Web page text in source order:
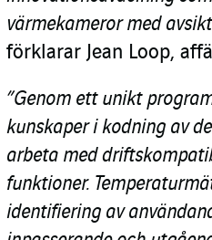
värmekameror med
förklarar Jean Loop,
”Genom ett unikt
kunskaper i kodning av
arbeta med
funktioner.
identifiering av